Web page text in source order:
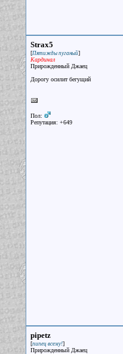
Strax5
[Пятижды пуганый]
Кардинал
Прирожденный Джаец
Дорогу осилит бегущий
Пол:
Репутация: +649
pipetz
[пипец всему!]
Прирожденный Джаец